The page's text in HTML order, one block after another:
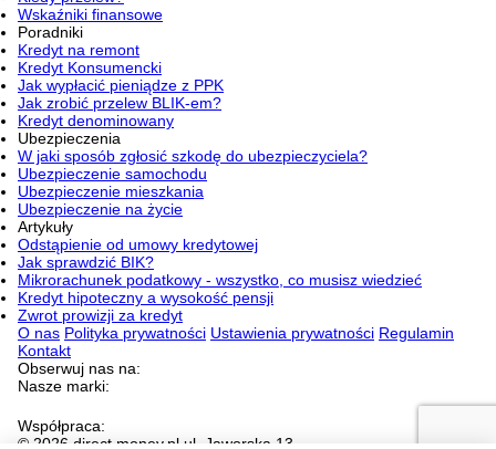
Wskaźniki finansowe
Poradniki
Kredyt na remont
Kredyt Konsumencki
Jak wypłacić pieniądze z PPK
Jak zrobić przelew BLIK-em?
Kredyt denominowany
Ubezpieczenia
W jaki sposób zgłosić szkodę do ubezpieczyciela?
Ubezpieczenie samochodu
Ubezpieczenie mieszkania
Ubezpieczenie na życie
Artykuły
Odstąpienie od umowy kredytowej
Jak sprawdzić BIK?
Mikrorachunek podatkowy - wszystko, co musisz wiedzieć
Kredyt hipoteczny a wysokość pensji
Zwrot prowizji za kredyt
O nas Polityka prywatności Ustawienia prywatności Regulamin
Kontakt
Obserwuj nas na:
Nasze marki:
Współpraca:
© 2026 direct.money.pl ul. Jaworska 13,